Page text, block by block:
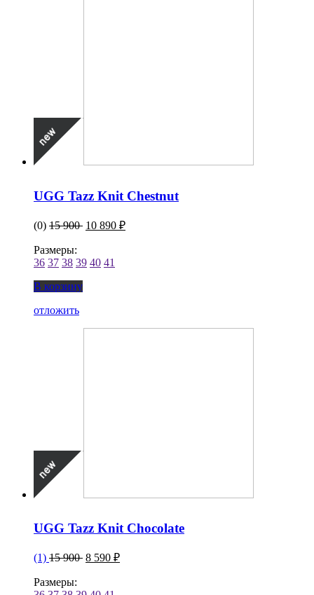
UGG Tazz Knit Chestnut
(0) 15 900 10 890 ₽
Размеры:
36 37 38 39 40 41
В корзину
отложить
UGG Tazz Knit Chocolate
(1) 15 900 8 590 ₽
Размеры: